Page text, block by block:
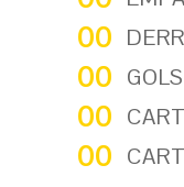
00
00
00
00